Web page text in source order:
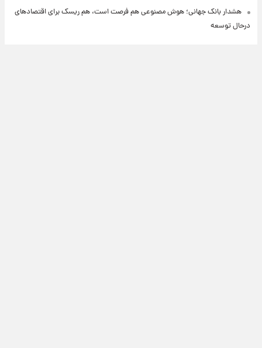
هشدار بانک جهانی؛ هوش مصنوعی هم فرصت است، هم ریسک برای اقتصادهای
درحال توسعه